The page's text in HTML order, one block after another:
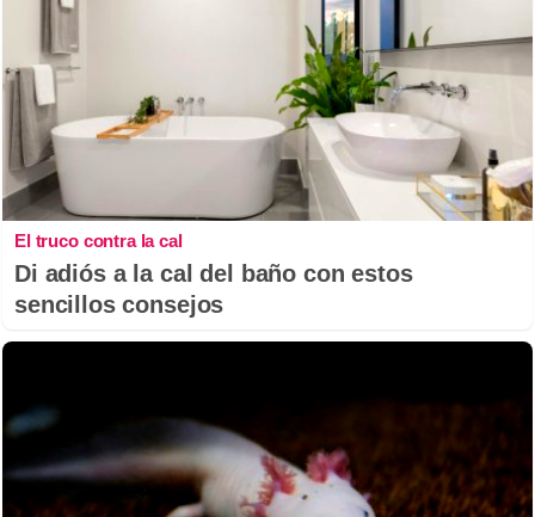
El truco contra la cal
Di adiós a la cal del baño con estos
sencillos consejos